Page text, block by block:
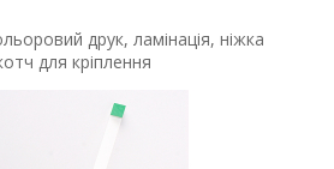
друк, ламінація, ніжка
для кріплення